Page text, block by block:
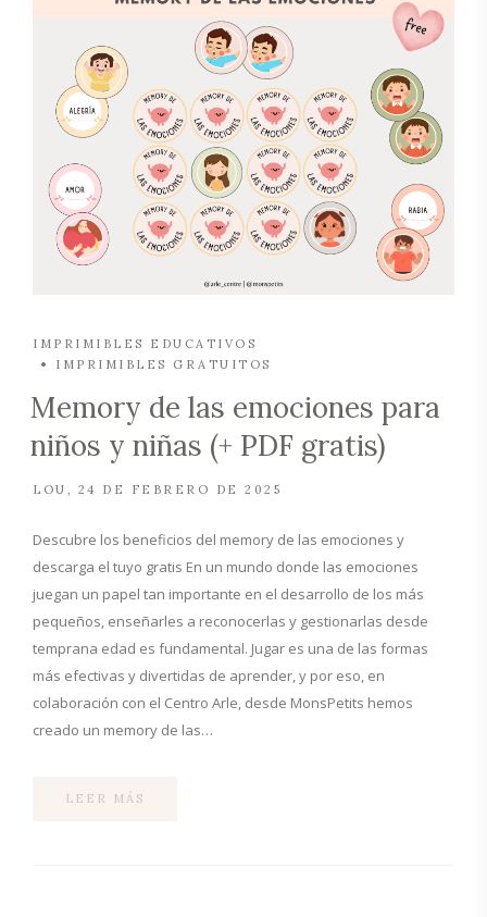
IMPRIMIBLES EDUCATIVOS
IMPRIMIBLES GRATUITOS
Memory de las emociones para
niños y niñas (+ PDF gratis)
LOU 24 DE FEBRERO DE 2025
Descubre los beneficios del memory de las emociones y
descarga el tuyo gratis En un mundo donde las emociones
juegan un papel tan importante en el desarrollo de los más
pequeños, enseñarles a reconocerlas y gestionarlas desde
temprana edad es fundamental. Jugar es una de las formas
más efectivas y divertidas de aprender, y por eso, en
colaboración con el Centro Arle, desde MonsPetits hemos
creado un memory de las…
LEER MÁS